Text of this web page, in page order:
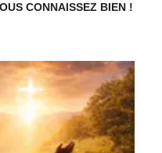
CONNAISSEZ BIEN !